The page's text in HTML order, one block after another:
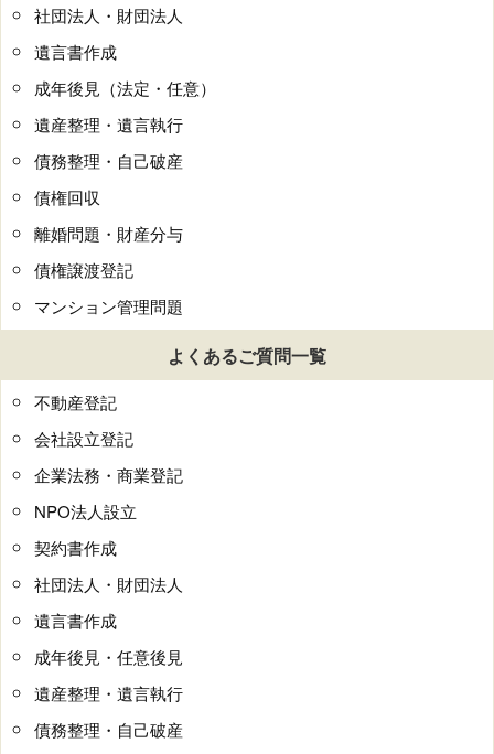
社団法人・財団法人
遺言書作成
成年後見（法定・任意）
遺産整理・遺言執行
債務整理・自己破産
債権回収
離婚問題・財産分与
債権譲渡登記
マンション管理問題
よくあるご質問一覧
不動産登記
会社設立登記
企業法務・商業登記
NPO法人設立
契約書作成
社団法人・財団法人
遺言書作成
成年後見・任意後見
遺産整理・遺言執行
債務整理・自己破産